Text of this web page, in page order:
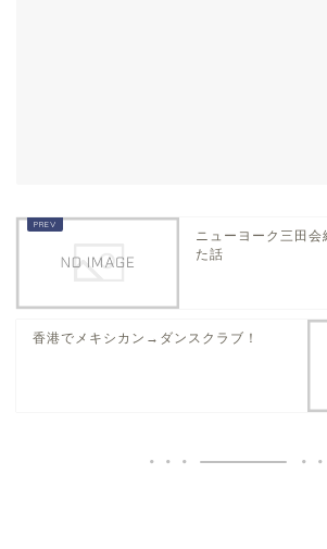
ニューヨーク三田
た話
香港でメキシカン→ダンスクラブ！